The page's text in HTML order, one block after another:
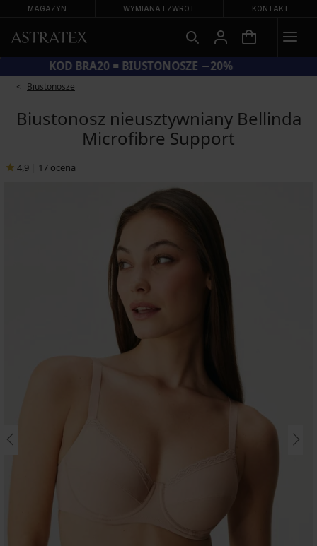
MAGAZYN WYMIANA I ZWROT KONTAKT
KOD BRA20 = BIUSTONOSZE −20%
Biustonosze
Biustonosz nieusztywniany Bellinda
Microfibre Support
4,9 17 ocena